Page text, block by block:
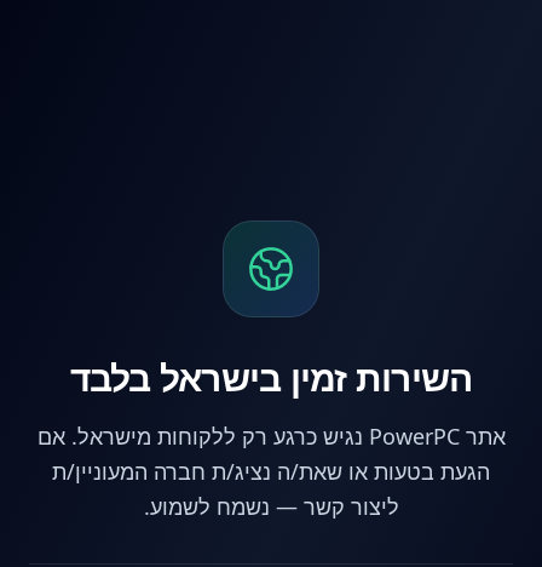
השירות זמין בישראל בלבד
אתר PowerPC נגיש כרגע רק ללקוחות מישראל. אם
הגעת בטעות או שאת/ה נציג/ת חברה המעוניין/ת
ליצור קשר — נשמח לשמוע.